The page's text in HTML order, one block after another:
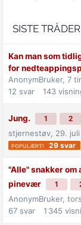
SISTE
Kan man som
for
AnonymBruker, 7
12 svar 143
Jung. 1 2
stjernestøv, 29. juli
29 svar
"Alle" snakker om
pinevær
1
AnonymBruker,
67 svar 1 345